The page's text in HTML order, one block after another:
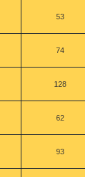
53
74
128
62
93